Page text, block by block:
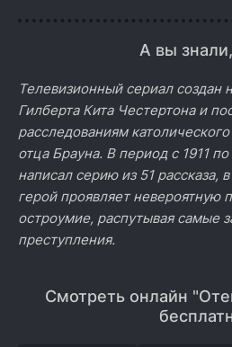
А вы
Телевизионный сериал создан
Гилберта Кита Честертона и
расследованиям
отца Брауна. В период с 1911
написал серию из 51 рассказа,
герой проявляет невероятную
остроумие, распутывая самые
преступления.
Смотреть онлайн